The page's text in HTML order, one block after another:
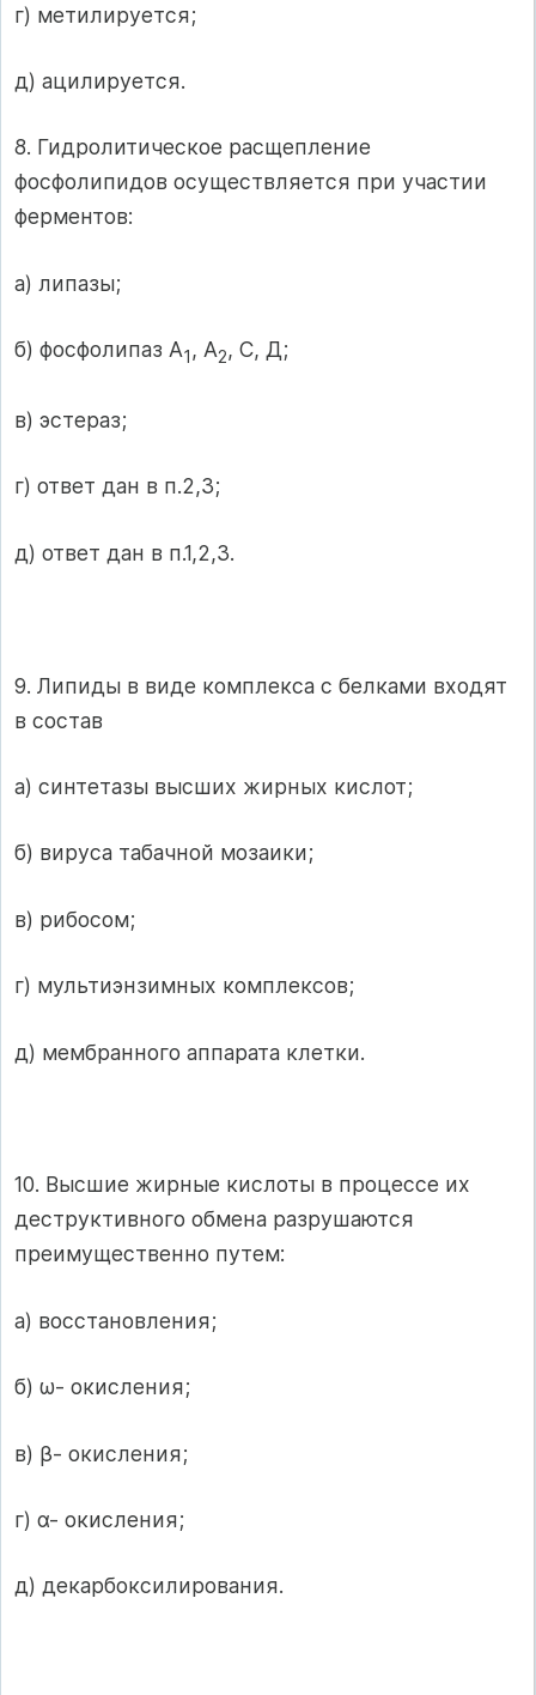
г) метилируется;
д) ацилируется.
8. Гидролитическое расщепление
фосфолипидов осуществляется при участии
ферментов:
а) липазы;
б) фосфолипаз А1 , А2, С, Д;
в) эстераз;
г) ответ дан в п.2,3;
д) ответ дан в п.1,2,3.
9. Липиды в виде комплекса с белками входят
в состав
а) синтетазы высших жирных кислот;
б) вируса табачной мозаики;
в) рибосом;
г) мультиэнзимных комплексов;
д) мембранного аппарата клетки.
10. Высшие жирные кислоты в процессе их
деструктивного обмена разрушаются
преимущественно путем:
а) восстановления;
б) ω- окисления;
в) β- окисления;
г) α- окисления;
д) декарбоксилирования.